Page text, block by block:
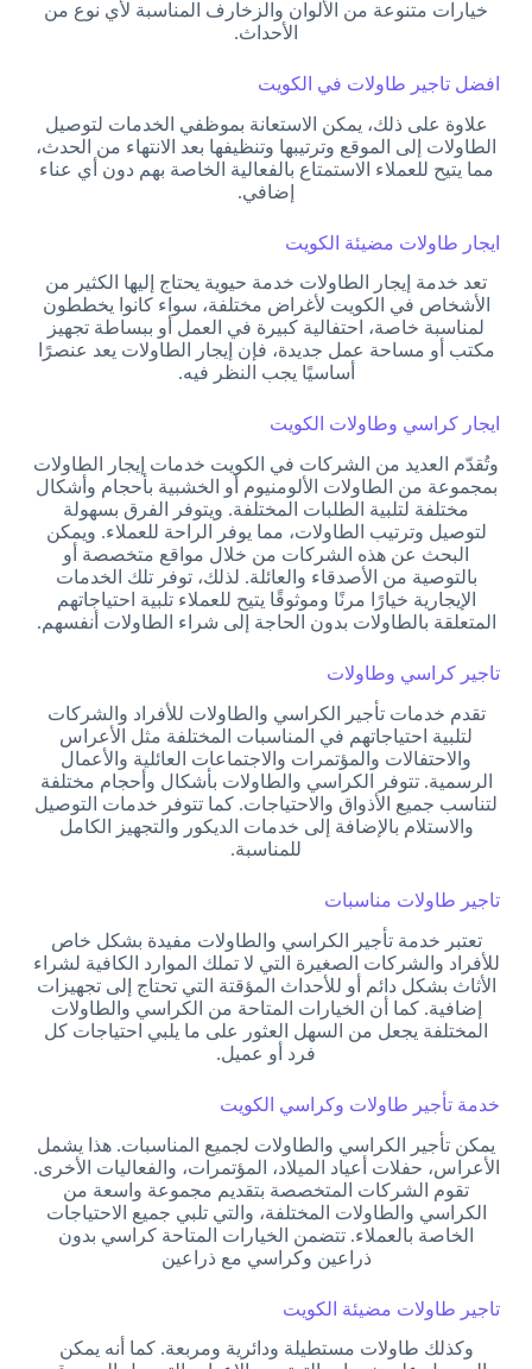
خيارات متنوعة من الألوان والزخارف المناسبة لأي نوع من
الأحداث.
افضل تاجير طاولات في الكويت
علاوة على ذلك، يمكن الاستعانة بموظفي الخدمات لتوصيل
الطاولات إلى الموقع وترتيبها وتنظيفها بعد الانتهاء من الحدث،
مما يتيح للعملاء الاستمتاع بالفعالية الخاصة بهم دون أي عناء
إضافي.
ايجار طاولات مضيئة الكويت
تعد خدمة إيجار الطاولات خدمة حيوية يحتاج إليها الكثير من
الأشخاص في الكويت لأغراض مختلفة، سواء كانوا يخططون
لمناسبة خاصة، احتفالية كبيرة في العمل أو ببساطة تجهيز
مكتب أو مساحة عمل جديدة، فإن إيجار الطاولات يعد عنصرًا
أساسيًا يجب النظر فيه.
ايجار كراسي وطاولات الكويت
وتُقدّم العديد من الشركات في الكويت خدمات إيجار الطاولات
بمجموعة من الطاولات الألومنيوم أو الخشبية بأحجام وأشكال
مختلفة لتلبية الطلبات المختلفة. ويتوفر الفرق بسهولة
لتوصيل وترتيب الطاولات، مما يوفر الراحة للعملاء. ويمكن
البحث عن هذه الشركات من خلال مواقع متخصصة أو
بالتوصية من الأصدقاء والعائلة. لذلك، توفر تلك الخدمات
الإيجارية خيارًا مرنًا وموثوقًا يتيح للعملاء تلبية احتياجاتهم
المتعلقة بالطاولات بدون الحاجة إلى شراء الطاولات أنفسهم.
تاجير كراسي وطاولات
تقدم خدمات تأجير الكراسي والطاولات للأفراد والشركات
لتلبية احتياجاتهم في المناسبات المختلفة مثل الأعراس
والاحتفالات والمؤتمرات والاجتماعات العائلية والأعمال
الرسمية. تتوفر الكراسي والطاولات بأشكال وأحجام مختلفة
لتناسب جميع الأذواق والاحتياجات. كما تتوفر خدمات التوصيل
والاستلام بالإضافة إلى خدمات الديكور والتجهيز الكامل
للمناسبة.
تاجير طاولات مناسبات
تعتبر خدمة تأجير الكراسي والطاولات مفيدة بشكل خاص
للأفراد والشركات الصغيرة التي لا تملك الموارد الكافية لشراء
الأثاث بشكل دائم أو للأحداث المؤقتة التي تحتاج إلى تجهيزات
إضافية. كما أن الخيارات المتاحة من الكراسي والطاولات
المختلفة يجعل من السهل العثور على ما يلبي احتياجات كل
فرد أو عميل.
خدمة تأجير طاولات وكراسي الكويت
يمكن تأجير الكراسي والطاولات لجميع المناسبات. هذا يشمل
الأعراس، حفلات أعياد الميلاد، المؤتمرات، والفعاليات الأخرى.
تقوم الشركات المتخصصة بتقديم مجموعة واسعة من
الكراسي والطاولات المختلفة، والتي تلبي جميع الاحتياجات
الخاصة بالعملاء. تتضمن الخيارات المتاحة كراسي بدون
ذراعين وكراسي مع ذراعين
تاجير طاولات مضيئة الكويت
وكذلك طاولات مستطيلة ودائرية ومربعة. كما أنه يمكن